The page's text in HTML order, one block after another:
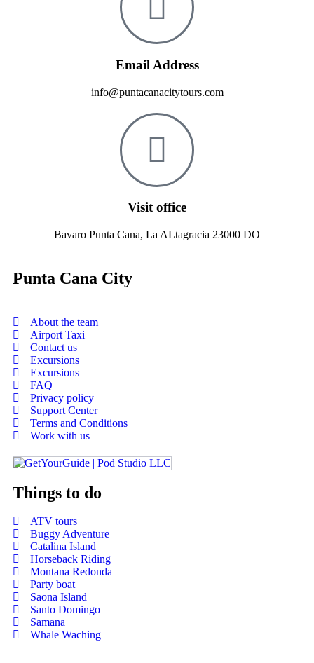
Email Address
info@puntacanacitytours.com
Visit office
Bavaro Punta Cana, La ALtagracia 23000 DO
Punta Cana City
About the team
Airport Taxi
Contact us
Excursions
Excursions
FAQ
Privacy policy
Support Center
Terms and Conditions
Work with us
Things to do
ATV tours
Buggy Adventure
Catalina Island
Horseback Riding
Montana Redonda
Party boat
Saona Island
Santo Domingo
Samana
Whale Waching